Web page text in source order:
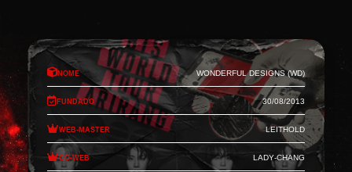
Nome Wonderful Designs (WD)
Fundado 30/08/2013
Web-Master Leithold
Co-Web Lady-Chang